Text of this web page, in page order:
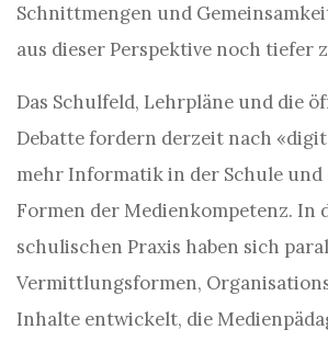
Schnittmengen und
aus dieser Perspektive noch tiefer
Das Schulfeld, Lehrpläne und die
Debatte fordern derzeit nach
mehr Informatik in der Schule und
Formen der Medienkompetenz. In
schulischen Praxis haben sich
Vermittlungsformen,
Inhalte entwickelt, die